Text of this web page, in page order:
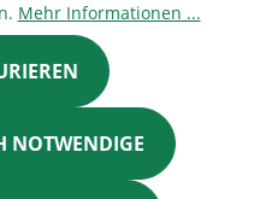
Mehr Informationen ...
NOTWENDIGE